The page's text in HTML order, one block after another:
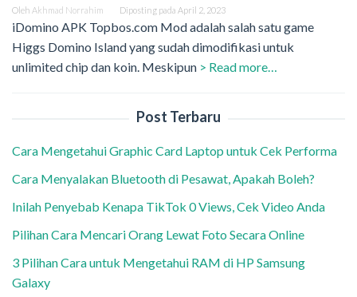
Oleh Akhmad Norrahim Diposting pada April 2, 2023
iDomino APK Topbos.com Mod adalah salah satu game
Higgs Domino Island yang sudah dimodifikasi untuk
unlimited chip dan koin. Meskipun > Read more…
Post Terbaru
Cara Mengetahui Graphic Card Laptop untuk Cek Performa
Cara Menyalakan Bluetooth di Pesawat, Apakah Boleh?
Inilah Penyebab Kenapa TikTok 0 Views, Cek Video Anda
Pilihan Cara Mencari Orang Lewat Foto Secara Online
3 Pilihan Cara untuk Mengetahui RAM di HP Samsung
Galaxy